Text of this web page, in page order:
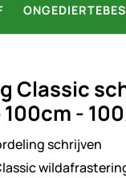
Classic
-
schrijven